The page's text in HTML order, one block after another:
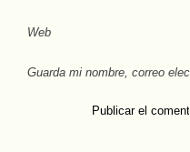
Web
Guarda mi nombre, correo